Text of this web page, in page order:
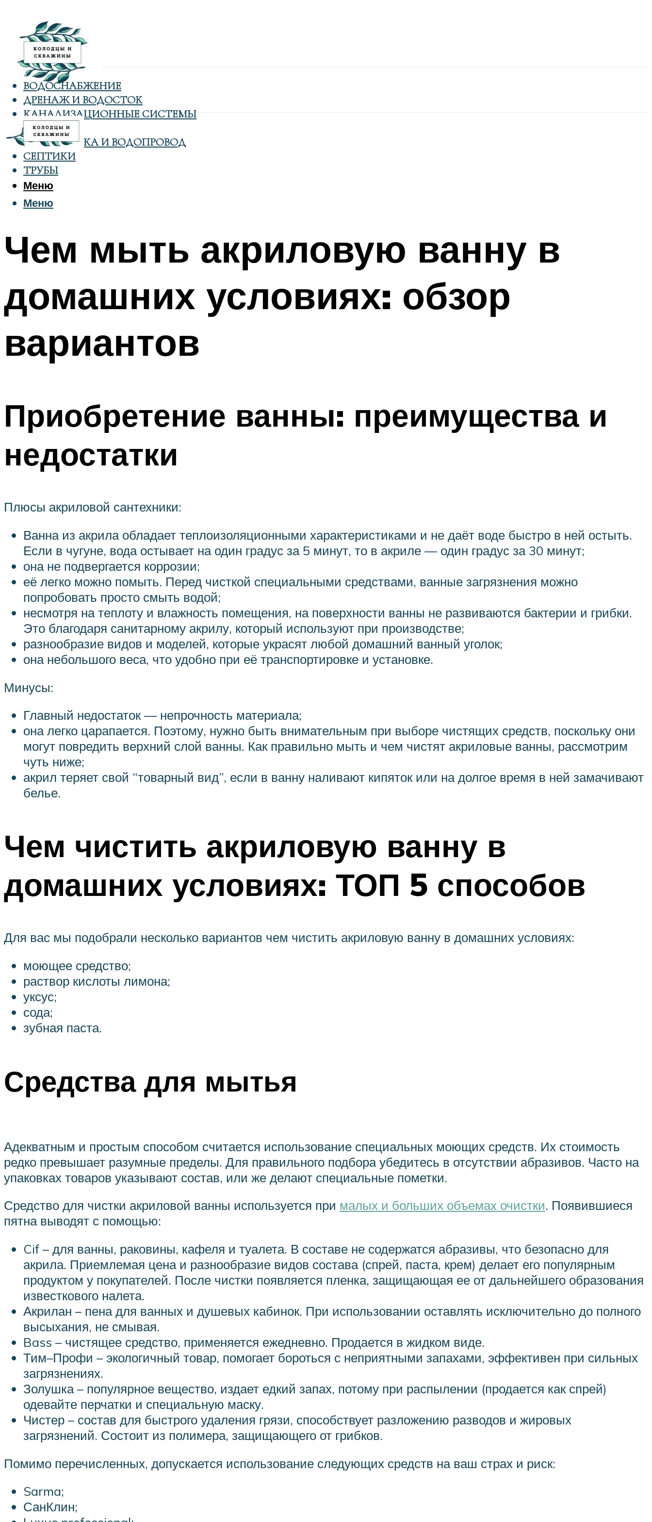
ВОДОСНАБЖЕНИЕ
ДРЕНАЖ И ВОДОСТОК
КАНАЛИЗАЦИОННЫЕ СИСТЕМЫ
КОЛОДЦЫ
САНТЕХНИКА И ВОДОПРОВОД
СЕПТИКИ
ТРУБЫ
Меню
Меню
Чем мыть акриловую ванну в
домашних условиях: обзор
вариантов
Приобретение ванны: преимущества и
недостатки
Плюсы акриловой сантехники:
Ванна из акрила обладает теплоизоляционными характеристиками и не даёт воде быстро в ней остыть.
Если в чугуне, вода остывает на один градус за 5 минут, то в акриле — один градус за 30 минут;
она не подвергается коррозии;
её легко можно помыть. Перед чисткой специальными средствами, ванные загрязнения можно
попробовать просто смыть водой;
несмотря на теплоту и влажность помещения, на поверхности ванны не развиваются бактерии и грибки.
Это благодаря санитарному акрилу, который используют при производстве;
разнообразие видов и моделей, которые украсят любой домашний ванный уголок;
она небольшого веса, что удобно при её транспортировке и установке.
Минусы:
Главный недостаток — непрочность материала;
она легко царапается. Поэтому, нужно быть внимательным при выборе чистящих средств, поскольку они
могут повредить верхний слой ванны. Как правильно мыть и чем чистят акриловые ванны, рассмотрим
чуть ниже;
акрил теряет свой “товарный вид”, если в ванну наливают кипяток или на долгое время в ней замачивают
белье.
Чем чистить акриловую ванну в
домашних условиях: ТОП 5 способов
Для вас мы подобрали несколько вариантов чем чистить акриловую ванну в домашних условиях:
моющее средство;
раствор кислоты лимона;
уксус;
сода;
зубная паста.
Средства для мытья
Адекватным и простым способом считается использование специальных моющих средств. Их стоимость
редко превышает разумные пределы. Для правильного подбора убедитесь в отсутствии абразивов. Часто на
упаковках товаров указывают состав, или же делают специальные пометки.
Средство для чистки акриловой ванны используется при малых и больших объемах очистки. Появившиеся
пятна выводят с помощью:
Cif – для ванны, раковины, кафеля и туалета. В составе не содержатся абразивы, что безопасно для
акрила. Приемлемая цена и разнообразие видов состава (спрей, паста, крем) делает его популярным
продуктом у покупателей. После чистки появляется пленка, защищающая ее от дальнейшего образования
известкового налета.
Акрилан – пена для ванных и душевых кабинок. При использовании оставлять исключительно до полного
высыхания, не смывая.
Bass – чистящее средство, применяется ежедневно. Продается в жидком виде.
Тим–Профи – экологичный товар, помогает бороться с неприятными запахами, эффективен при сильных
загрязнениях.
Золушка – популярное вещество, издает едкий запах, потому при распылении (продается как спрей)
одевайте перчатки и специальную маску.
Чистер – состав для быстрого удаления грязи, способствует разложению разводов и жировых
загрязнений. Состоит из полимера, защищающего от грибков.
Помимо перечисленных, допускается использование следующих средств на ваш страх и риск:
Sarma;
СанКлин;